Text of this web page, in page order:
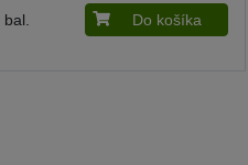
bal. Do košíka